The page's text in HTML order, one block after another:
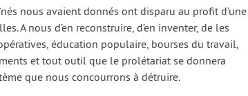
nous avaient don­nés ont dis­pa­ru au pro­fit d’une
A nous d’en recons­truire, d’en inven­ter, de les
édu­ca­tion popu­laire, bourses du tra­vail,
et tout outil que le pro­lé­ta­riat se don­ne­ra
que nous concour­rons à détruire.